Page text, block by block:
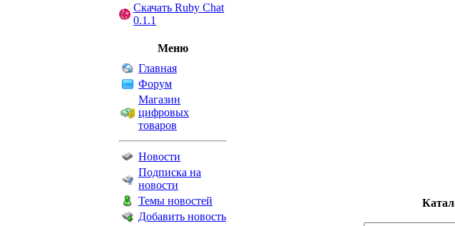
Скачать Ruby Chat
0.1.1
Меню
Главная
Форум
Магазин
цифровых
товаров
Новости
Подписка на
новости
Темы новостей
Добавить новость